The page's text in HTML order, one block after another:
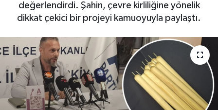
değerlendirdi. Şahin, çevre kirliliğine yönelik
dikkat çekici bir projeyi kamuoyuyla paylaştı.